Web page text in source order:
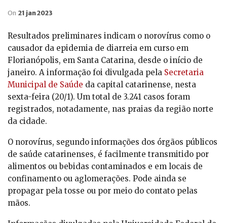
On 21 jan 2023
Resultados preliminares indicam o norovírus como o
causador da epidemia de diarreia em curso em
Florianópolis, em Santa Catarina, desde o início de
janeiro. A informação foi divulgada pela Secretaria
Municipal de Saúde da capital catarinense, nesta
sexta-feira (20/1). Um total de 3.241 casos foram
registrados, notadamente, nas praias da região norte
da cidade.
O norovírus, segundo informações dos órgãos públicos
de saúde catarinenses, é facilmente transmitido por
alimentos ou bebidas contaminados e em locais de
confinamento ou aglomerações. Pode ainda se
propagar pela tosse ou por meio do contato pelas
mãos.